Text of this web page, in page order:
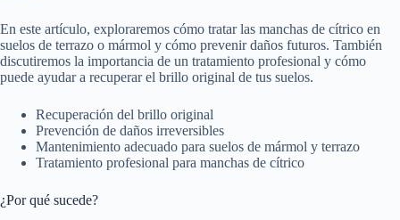
En este artículo, exploraremos cómo tratar las manchas de cítrico en
suelos de terrazo o mármol y cómo prevenir daños futuros. También
discutiremos la importancia de un tratamiento profesional y cómo
puede ayudar a recuperar el brillo original de tus suelos.
Recuperación del brillo original
Prevención de daños irreversibles
Mantenimiento adecuado para suelos de mármol y terrazo
Tratamiento profesional para manchas de cítrico
¿Por qué sucede?